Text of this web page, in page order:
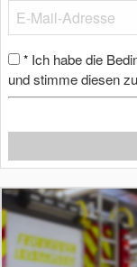
* Ich habe die
und stimme diesen